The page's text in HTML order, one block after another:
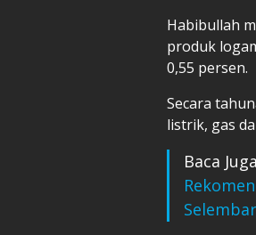
Habibullah
produk
0,55 persen.
Secara
listrik, gas
Baca